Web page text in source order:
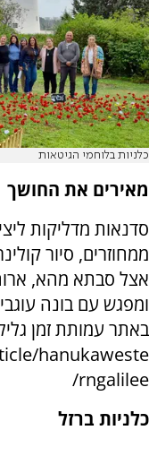
כלניות בלוחמי הגיטאות
מאירים את החושך
סדנאות מדליקות
ממחוזרים, סיור
אצל סבתא מהא,
ומפגש עם בונה
באתר עמותת זמן
hanukaweste
rngalilee/
כלניות ברזל